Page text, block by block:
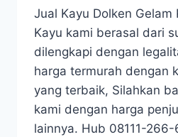
Jual Kayu Dolken Gelam
Kayu kami berasal dari
dilengkapi dengan
harga termurah dengan
yang terbaik, Silahkan
kami dengan harga
lainnya. Hub 08111-